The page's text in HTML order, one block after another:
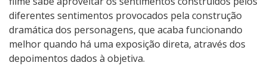
diferentes sentimentos provocados pela construção
dramática dos personagens, que acaba funcionando
melhor quando há uma exposição direta, através dos
depoimentos dados à objetiva.